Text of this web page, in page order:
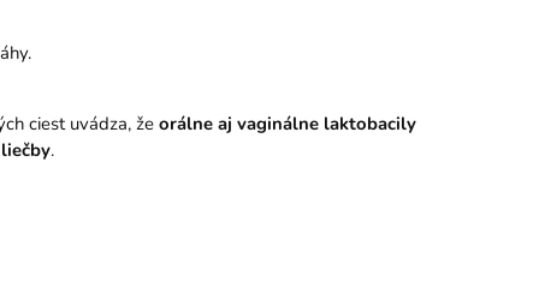
ciest uvádza, žeorálne aj vaginálne laktobacily
.